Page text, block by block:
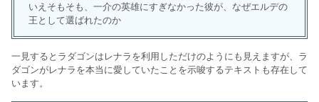
いえそもそも、一介の英雄にすぎなかった彼が、なぜエルデの
王として選ばれたのか
一見するとラダゴンはレナラを利用しただけのようにも見えますが、ラ
ダゴンがレナラを本当に愛していたことを示唆するテキストも存在して
います。